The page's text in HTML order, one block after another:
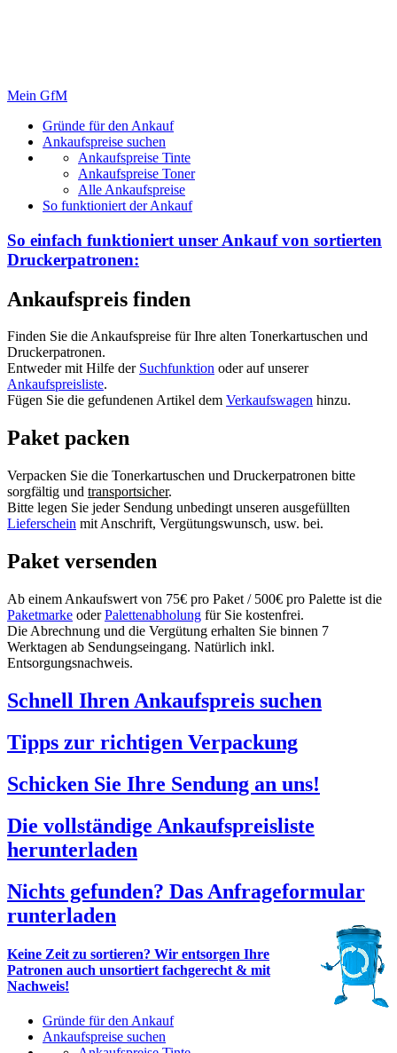
Mein GfM
Gründe für den Ankauf
Ankaufspreise suchen
Ankaufspreise Tinte
Ankaufspreise Toner
Alle Ankaufspreise
So funktioniert der Ankauf
So einfach funktioniert unser Ankauf von sortierten
Druckerpatronen:
Ankaufspreis finden
Finden Sie die Ankaufspreise für Ihre alten Tonerkartuschen und
Druckerpatronen.
Entweder mit Hilfe der Suchfunktion oder auf unserer
Ankaufspreisliste.
Fügen Sie die gefundenen Artikel dem Verkaufswagen hinzu.
Paket packen
Verpacken Sie die Tonerkartuschen und Druckerpatronen bitte
sorgfältig und transportsicher.
Bitte legen Sie jeder Sendung unbedingt unseren ausgefüllten
Lieferschein mit Anschrift, Vergütungswunsch, usw. bei.
Paket versenden
Ab einem Ankaufswert von 75€ pro Paket / 500€ pro Palette ist die
Paketmarke oderPalettenabholung für Sie kostenfrei.
Die Abrechnung und die Vergütung erhalten Sie binnen 7
Werktagen ab Sendungseingang. Natürlich inkl.
Entsorgungsnachweis.
Schnell Ihren Ankaufspreis suchen
Tipps zur richtigen Verpackung
Schicken Sie Ihre Sendung an uns!
Die vollständige Ankaufspreisliste
herunterladen
Nichts gefunden? Das Anfrageformular
runterladen
Keine Zeit zu sortieren? Wir entsorgen Ihre
Patronen auch unsortiert fachgerecht & mit
Nachweis!
Gründe für den Ankauf
Ankaufspreise suchen